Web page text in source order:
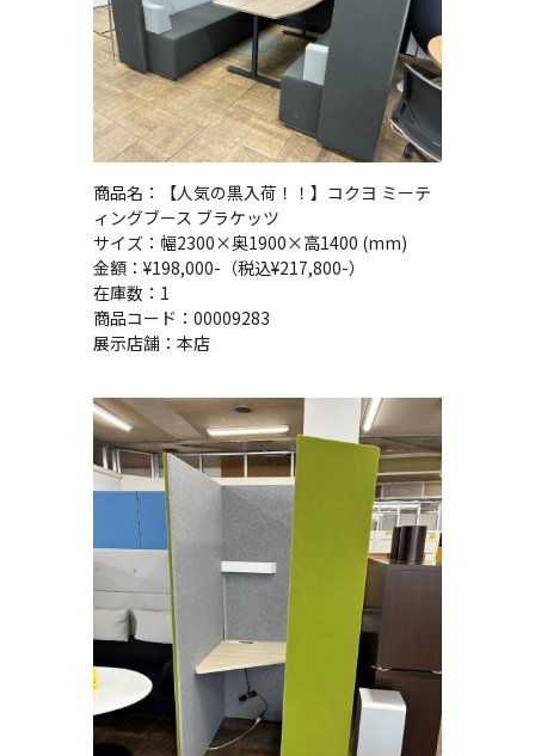
商品名：【人気の黒入荷！！】コクヨ ミーテ
ィングブース ブラケッツ
サイズ：幅2300×奥1900×高1400 (mm)
金額：¥198,000-（税込¥217,800-）
在庫数：1
商品コード：00009283
展示店舗：本店